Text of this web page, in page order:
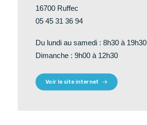
16700 Ruffec
05 45 31 36 94
Du lundi au samedi : 8h30 à 19h30
Dimanche : 9h00 à 12h30
Voir le site internet